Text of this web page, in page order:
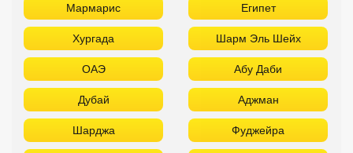
Мармарис Египет
Хургада Шарм Эль Шейх
ОАЭ Абу Даби
Дубай Аджман
Шарджа Фуджейра